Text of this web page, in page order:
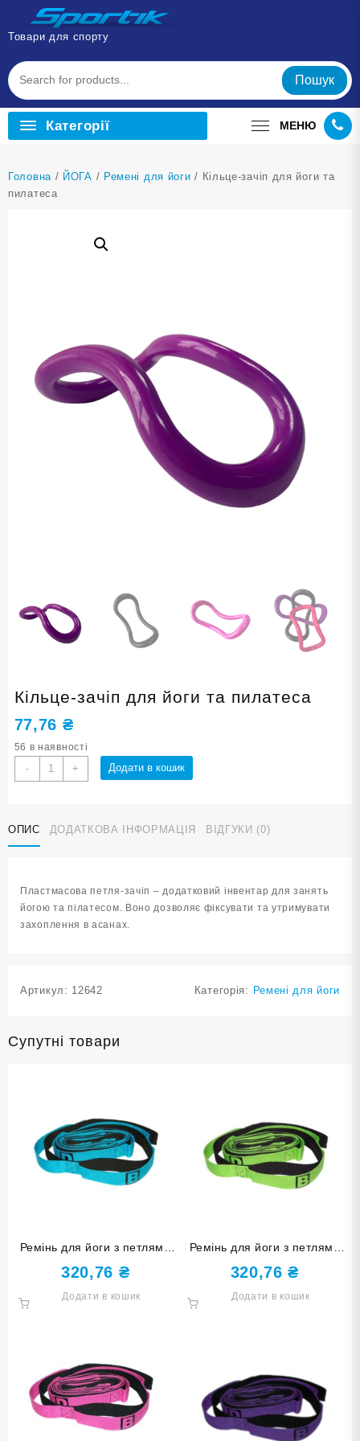
Перейти
вмісту
Товари для спорту
Пошук
Категорії МЕНЮ
Головна / ЙОГА / Ремені для йоги / Кільце-зачіп для йоги та
пилатеса
Кільце-зачіп для йоги та пилатеса
77,76 ₴
56 в наявності
-
Кільце-
зачіп
та
пилатеса
+ Додати в кошик
ОПИС ДОДАТКОВА ІНФОРМАЦІЯ ВІДГУКИ (0)
Пластмасова петля-зачіп – додатковий інвентар для занять
йогою та пілатесом. Воно дозволяє фіксувати та утримувати
захоплення в асанах.
Артикул: 12642 Категорія: Ремені для йоги
Супутні товари
Ремінь для йоги з петлями
для хвату блакитний YJ-
ABCD-Г
320,76 ₴
Додати в кошик
Ремінь для йоги з петлями
для хвату зелений YJ-
ABCD-З
320,76₴
Додати в кошик